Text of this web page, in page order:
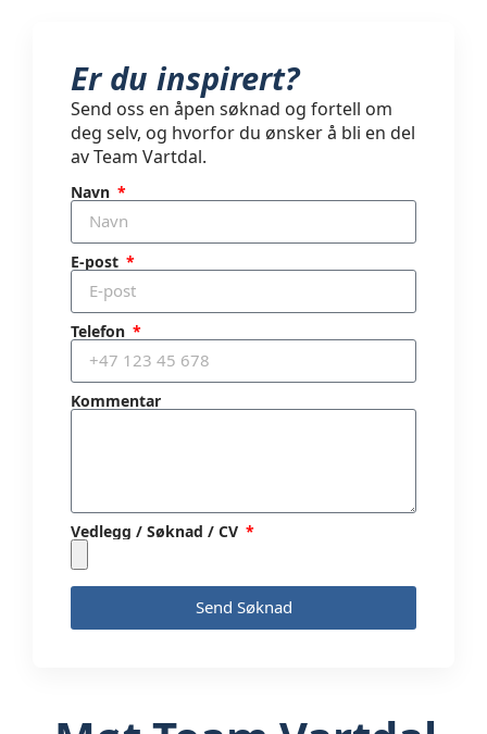
Er du inspirert?
Send oss en åpen søknad og fortell om
deg selv, og hvorfor du ønsker å bli en del
av Team Vartdal.
Navn
E-post
Telefon
Kommentar
Vedlegg / Søknad / CV
Send Søknad